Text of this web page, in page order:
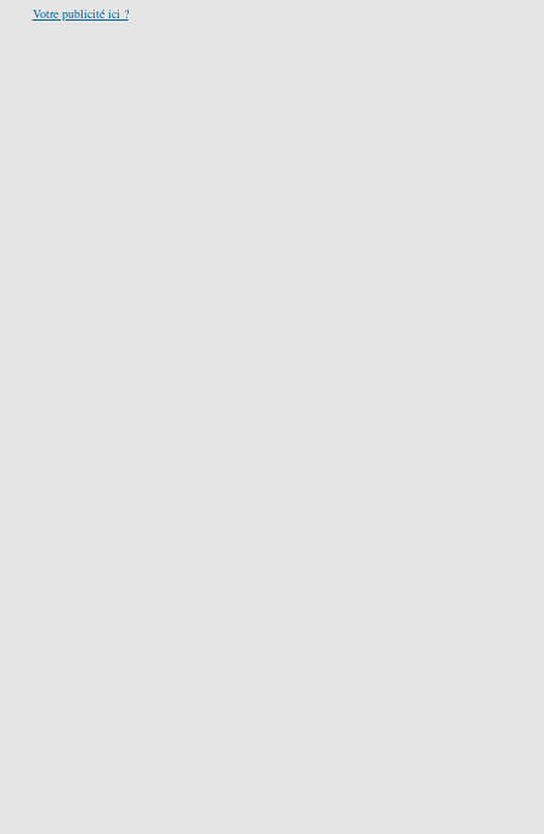
Votre publicité ici ?